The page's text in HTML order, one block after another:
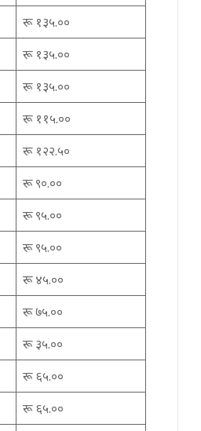
रू १३५.००
रू १३५.००
रू १३५.००
रू ११५.००
रू १२२.५०
रू ९०.००
रू ९५.००
रू ९५.००
रू ४५.००
रू ७५.००
रू ३५.००
रू ६५.००
रू ६५.००